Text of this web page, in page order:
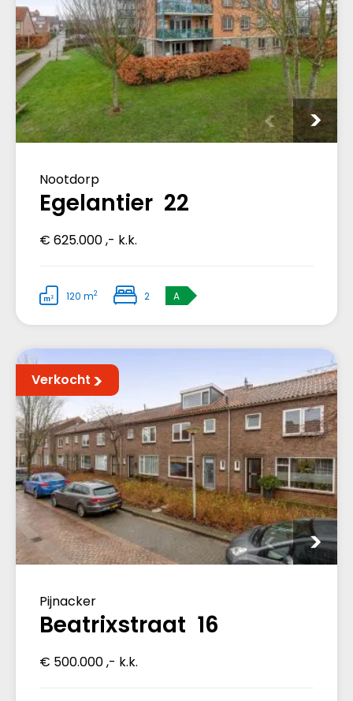
Nootdorp
Egelantier 22
€ 625.000 ,- k.k.
120 m2 2 A
Verkocht
Pijnacker
Beatrixstraat 16
€ 500.000 ,- k.k.